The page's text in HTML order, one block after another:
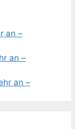
an –
an –
an –